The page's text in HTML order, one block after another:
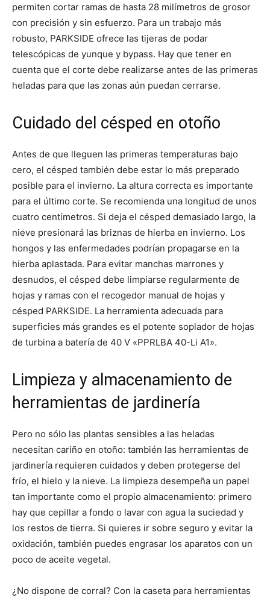
permiten cortar ramas de hasta 28 milímetros de grosor
con precisión y sin esfuerzo. Para un trabajo más
robusto, PARKSIDE ofrece las tijeras de podar
telescópicas de yunque y bypass. Hay que tener en
cuenta que el corte debe realizarse antes de las primeras
heladas para que las zonas aún puedan cerrarse.
Cuidado del césped en otoño
Antes de que lleguen las primeras temperaturas bajo
cero, el césped también debe estar lo más preparado
posible para el invierno. La altura correcta es importante
para el último corte. Se recomienda una longitud de unos
cuatro centímetros. Si deja el césped demasiado largo, la
nieve presionará las briznas de hierba en invierno. Los
hongos y las enfermedades podrían propagarse en la
hierba aplastada. Para evitar manchas marrones y
desnudos, el césped debe limpiarse regularmente de
hojas y ramas con el recogedor manual de hojas y
césped PARKSIDE. La herramienta adecuada para
superficies más grandes es el potente soplador de hojas
de turbina a batería de 40 V «PPRLBA 40-Li A1».
Limpieza y almacenamiento de
herramientas de jardinería
Pero no sólo las plantas sensibles a las heladas
necesitan cariño en otoño: también las herramientas de
jardinería requieren cuidados y deben protegerse del
frío, el hielo y la nieve. La limpieza desempeña un papel
tan importante como el propio almacenamiento: primero
hay que cepillar a fondo o lavar con agua la suciedad y
los restos de tierra. Si quieres ir sobre seguro y evitar la
oxidación, también puedes engrasar los aparatos con un
poco de aceite vegetal.
¿No dispone de corral? Con la caseta para herramientas